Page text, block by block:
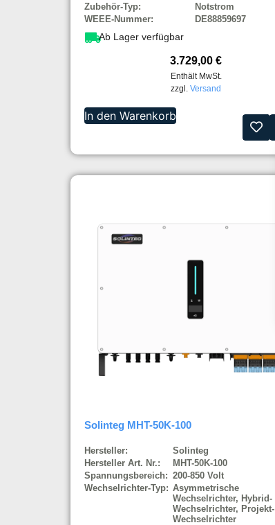
Zubehör-Typ:
Notstrom
WEEE-Nummer:
DE88859697
Ab Lager verfügbar
3.729,00 €
Enthält MwSt.
zzgl. Versand
In den Warenkorb
Solinteg MHT-50K-100
Hersteller:
Solinteg
Hersteller Art. Nr.:
MHT-50K-100
Spannungsbereich: 200-850 Volt
Wechselrichter-Typ: Asymmetrische
Wechselrichter, Hybrid-
Wechselrichter, Projekt-
Wechselrichter